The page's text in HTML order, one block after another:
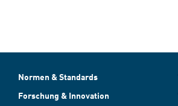
Normen & Standards
Forschung & Innovation